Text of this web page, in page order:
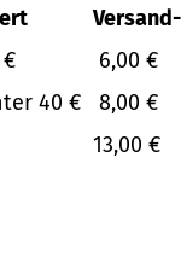
6,00 €
40 €
8,00 €
13,00 €